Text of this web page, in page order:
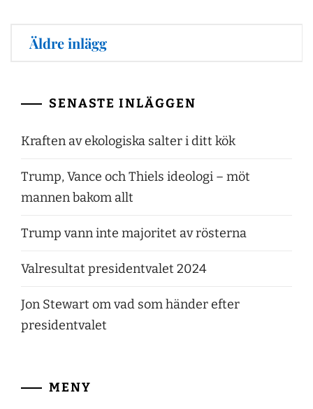
Inläggsnavigering
Äldre inlägg
SENASTE INLÄGGEN
Kraften av ekologiska salter i ditt kök
Trump, Vance och Thiels ideologi – möt
mannen bakom allt
Trump vann inte majoritet av rösterna
Valresultat presidentvalet 2024
Jon Stewart om vad som händer efter
presidentvalet
MENY